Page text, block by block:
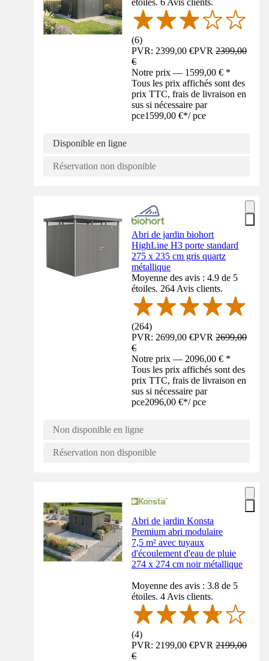
étoiles. 6 Avis clients.
(6)
PVR: 2399,00 €PVR2399,00
€
Notre prix — 1599,00 € *
Tous les prix affichés sont des
prix TTC, frais de livraison en
sus si nécessaire par
pce1599,00 €*/ pce
Disponible en ligne
Réservation non disponible
Abri de jardin biohort
HighLine H3 porte standard
275 x 235 cm gris quartz
métallique
Moyenne des avis : 4.9 de 5
étoiles. 264 Avis clients.
(264)
PVR: 2699,00 €PVR2699,00
€
Notre prix — 2096,00 € *
Tous les prix affichés sont des
prix TTC, frais de livraison en
sus si nécessaire par
pce2096,00 €*/ pce
Non disponible en ligne
Réservation non disponible
Abri de jardin Konsta
Premium abri modulaire
7,5 m² avec tuyaux
d'écoulement d'eau de pluie
274 x 274 cm noir métallique
Moyenne des avis : 3.8 de 5
étoiles. 4 Avis clients.
(4)
PVR: 2199,00 €PVR2199,00
€